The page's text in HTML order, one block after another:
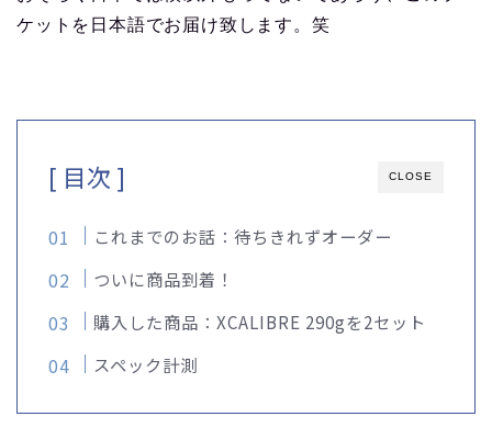
ケットを日本語でお届け致します。笑
CLOSE
[ 目次 ]
これまでのお話：待ちきれずオーダー
ついに商品到着！
購入した商品：XCALIBRE 290gを2セット
スペック計測